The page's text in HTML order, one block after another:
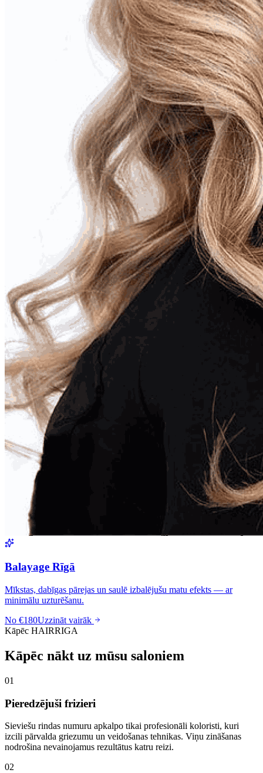
Balayage Rīgā
Mīkstas, dabīgas pārejas un saulē izbalējušu matu efekts — ar
minimālu uzturēšanu.
No €180Uzzināt vairāk
Kāpēc HAIRRIGA
Kāpēc nākt uz mūsu saloniem
01
Pieredzējuši frizieri
Sieviešu rindas numuru apkalpo tikai profesionāli koloristi, kuri
izcili pārvalda griezumu un veidošanas tehnikas. Viņu zināšanas
nodrošina nevainojamus rezultātus katru reizi.
02